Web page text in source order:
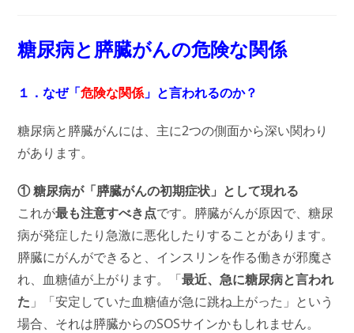
糖尿病と膵臓がんの危険な関係
１．なぜ「危険な関係」と言われるのか？
糖尿病と膵臓がんには、主に2つの側面から深い関わり
があります。
① 糖尿病が「膵臓がんの初期症状」として現れる
これが最も注意すべき点です。膵臓がんが原因で、糖尿
病が発症したり急激に悪化したりすることがあります。
膵臓にがんができると、インスリンを作る働きが邪魔さ
れ、血糖値が上がります。「最近、急に糖尿病と言われ
た 」「安定していた血糖値が急に跳ね上がった」という
場合、それは膵臓からのSOSサインかもしれません。